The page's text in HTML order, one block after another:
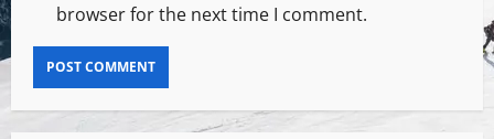
browser for the next time I comment.